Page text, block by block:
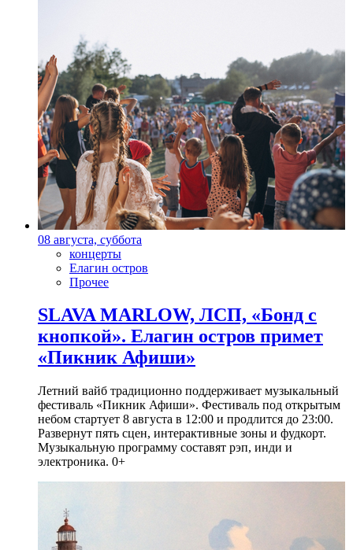
08 августа, суббота
концерты
Елагин остров
Прочее
SLAVA MARLOW, ЛСП, «Бонд с
кнопкой». Елагин остров примет
«Пикник Афиши»
Летний вайб традиционно поддерживает музыкальный
фестиваль «Пикник Афиши». Фестиваль под открытым
небом стартует 8 августа в 12:00 и продлится до 23:00.
Развернут пять сцен, интерактивные зоны и фудкорт.
Музыкальную программу составят рэп, инди и
электроника. 0+